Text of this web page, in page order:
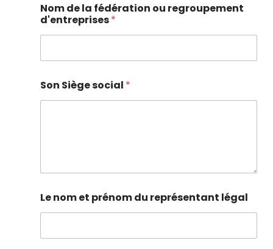
Nom de la fédération ou regroupement
d'entreprises*
Son Siège social *
Le nom et prénom du représentant légal